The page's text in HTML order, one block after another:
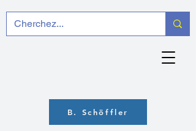
B. Schöffler